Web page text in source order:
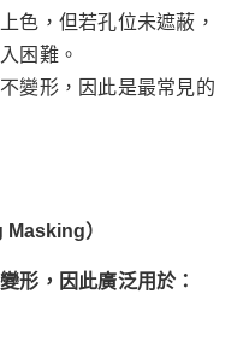
色，但若孔位未遮蔽，
困難。
變形，因此是最常見的
Masking）
形，因此廣泛用於：